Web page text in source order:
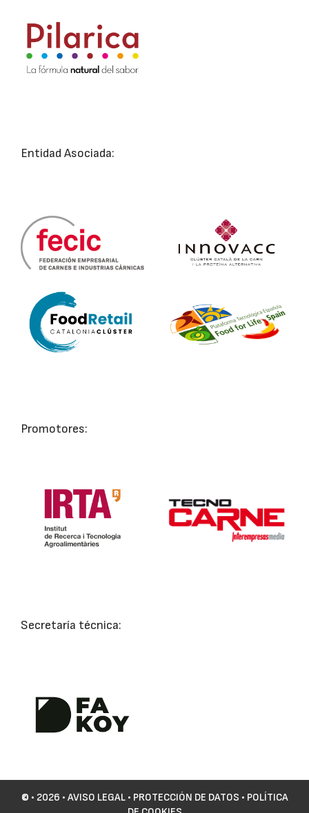
Entidad Asociada:
Promotores:
Secretaría técnica:
© • 2026 • AVISO LEGAL• PROTECCIÓN DE DATOS • POLÍTICA